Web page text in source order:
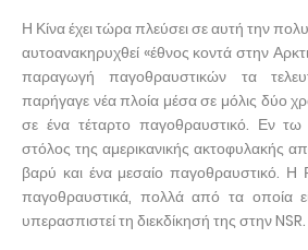
Η Κίνα έχει τώρα πλεύσει σε αυτή την
αυτοανακηρυχθεί «έθνος κοντά στην
παραγωγή παγοθραυστικών τα
παρήγαγε νέα πλοία μέσα σε μόλις δύο
σε ένα τέταρτο παγοθραυστικό. Εν τω
στόλος της αμερικανικής ακτοφυλακής
βαρύ και ένα μεσαίο παγοθραυστικό. Η
παγοθραυστικά, πολλά από τα οποία
υπερασπιστεί τη διεκδίκησή της στην NSR.